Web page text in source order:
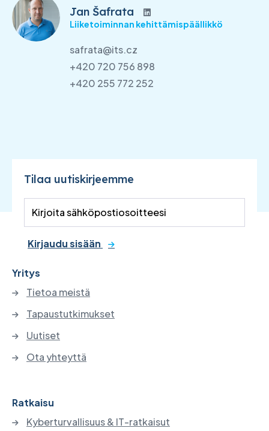
Jan Šafrata
Liiketoiminnan kehittämispäällikkö
safrata@its.cz
+420 720 756 898
+420 255 772 252
Tilaa uutiskirjeemme
Kirjaudu sisään
Yritys
Tietoa meistä
Tapaustutkimukset
Uutiset
Ota yhteyttä
Ratkaisu
Kyberturvallisuus & IT-ratkaisut